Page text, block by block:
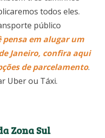
todos eles.
público
pensa em alugar um
Janeiro, confira aqui
de parcelamento.
Uber ou Táxi.
Zona Sul